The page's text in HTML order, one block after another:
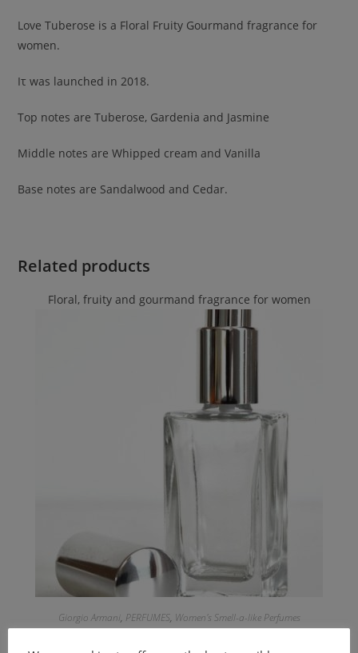
Love Tuberose is a Floral Fruity Gourmand fragrance for
women.
Ιτ was launched in 2018.
Top notes are Tuberose, Gardenia and Jasmine
Μiddle notes are Whipped cream and Vanilla
Βase notes are Sandalwood and Cedar.
Related products
Floral, fruity and gourmand fragrance for women
Giorgio Armani, PERFUMES, Women's Smell-a-like Perfumes